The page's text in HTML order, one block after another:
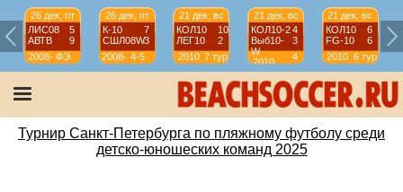
26 дек, пт
ЛИС08
5
АВТВ
9
2008-
2009
ФЭ
26 дек, пт
К-10
7
СШЛ08W3
2008-
2009
4-5
21 дек, вс
КОЛ10
10
ЛЕГ10
2
2010 7 тур
21 дек, вс
КОЛ10-24
Выб10-
W
3
2010
4
тур
21 дек, вс
КОЛ10
6
FG-10
6
2010 6 тур
Турнир Санкт-Петербурга по пляжному футболу среди
детско-юношеских команд 2025